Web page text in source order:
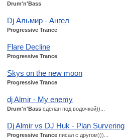
Drum'n'Bass
Dj Альмир - Ангел
Progressive Trance
Flare Decline
Progressive Trance
Skys on the new moon
Progressive Trance
dj Almir - My enemy
Drum'n'Bass сделан под водочкой))...
Dj Almir vs DJ Huk - Plan Survering
Progressive Trance писал с другом)))...